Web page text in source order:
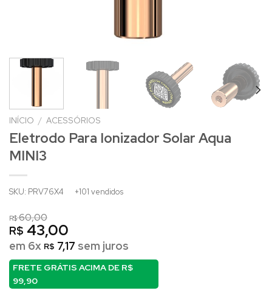
INÍCIO / ACESSÓRIOS
Eletrodo Para Ionizador Solar Aqua
MINI3
SKU: PRV76X4 +101 vendidos
R$60,00
R$ 43,00
em 6x R$ 7,17 sem juros
FRETE GRÁTIS ACIMA DE R$
99,90